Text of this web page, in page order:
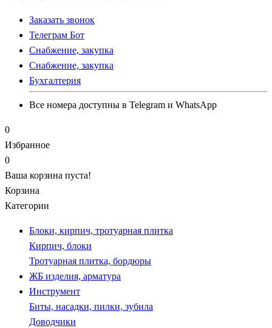
Заказать звонок
Телеграм Бот
Cнабжение, закупка
Cнабжение, закупка
Бухгалтерия
Все номера доступны в Telegram и WhatsApp
0
Избранное
0
Ваша корзина пуста!
Корзина
Категории
Блоки, кирпич, тротуарная плитка
Кирпич, блоки
Тротуарная плитка, бордюры
ЖБ изделия, арматура
Инструмент
Биты, насадки, пилки, зубила
Доводчики